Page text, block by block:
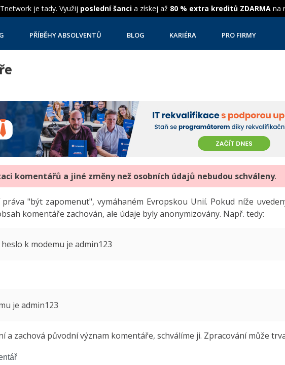
je tady. Využij poslední šanci a získej až 80 % extra kreditů ZDARMA na
PŘÍBĚHY ABSOLVENTŮ BLOG KARIÉRA PRO FIRMY
komentářů a jiné změny než osobních údajů nebudou schváleny.
"být zapomenut", vymáhaném Evropskou Unií. Pokud níže
komentáře zachován, ale údaje byly anonymizovány. Např. tedy:
k modemu je admin123
je admin123
a zachová původní význam komentáře, schválíme ji. Zpracování může